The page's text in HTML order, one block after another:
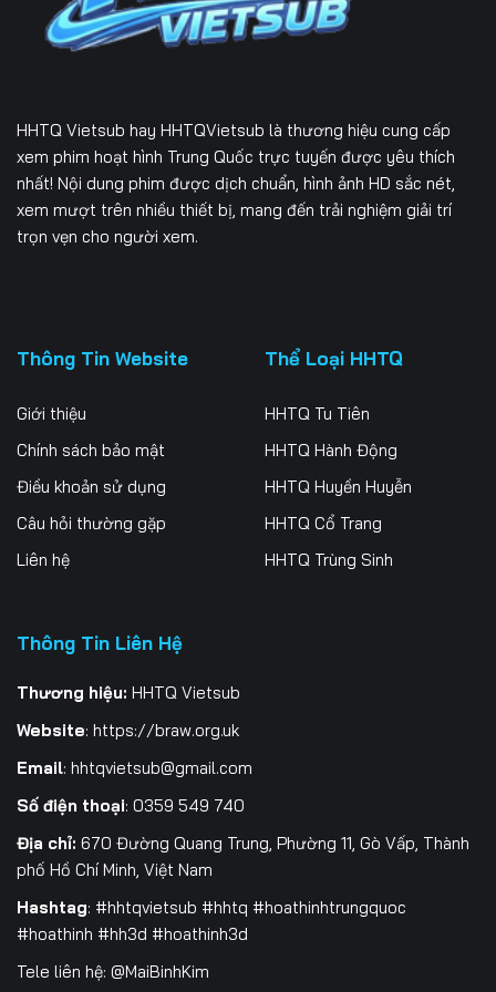
Tập 169 Tập 170 Tập 171
Tập 172
Tập 178 Tập 179 Tập 180
Tập 181 Tập 182 Tập 183
Tập 184
Tập 190 Tập 192
Tập 196 Tập 197 Tập 198
Tập 199 Tập 200 Tập 201
Tập 208
Tập 211 Tập 212
Tập 214 Tập 215
Tập 220 Tập 221 Tập 222
Tập 223 Tập 224
Tập 226 Tập 227
Tập 229
HHTQ Vietsub hay HHTQVietsub là thương hiệu cung cấp
xem phim hoạt hình Trung Quốc trực tuyến được yêu thích
nhất! Nội dung phim được dịch chuẩn, hình ảnh HD sắc nét,
xem mượt trên nhiều thiết bị, mang đến trải nghiệm giải trí
trọn vẹn cho người xem.
Thông Tin Website
Giới thiệu
Chính sách bảo mật
Điều khoản sử dụng
Câu hỏi thường gặp
Liên hệ
Thể Loại HHTQ
HHTQ Tu Tiên
HHTQ Hành Động
HHTQ Huyền Huyễn
HHTQ Cổ Trang
HHTQ Trùng Sinh
Thông Tin Liên Hệ
Thương hiệu: HHTQ Vietsub
Website: https://braw.org.uk
Email: hhtqvietsub@gmail.com
Số điện thoại: 0359 549 740
Địa chỉ: 670 Đường Quang Trung, Phường 11, Gò Vấp, Thành
phố Hồ Chí Minh, Việt Nam
Hashtag: #hhtqvietsub #hhtq #hoathinhtrungquoc
#hoathinh #hh3d #hoathinh3d
Tele liên hệ: @MaiBinhKim